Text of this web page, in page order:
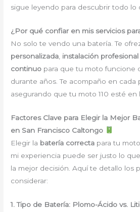
sigue leyendo para descubrir todo lo
¿Por qué confiar en mis servicios
No solo te vendo una batería. Te
personalizada instalación profesional
continuo para que tu moto funcione
durante años. Te acompaño en cada
asegurando que tu moto 110 esté en
Factores Clave para Elegir la Mejor
en San Francisco Caltongo
Elegir la batería correcta para tu
mi experiencia puede ser justo lo
la mejor decisión. Aquí te detallo los
considerar:
1. Tipo de Batería: Plomo-Ácido vs.